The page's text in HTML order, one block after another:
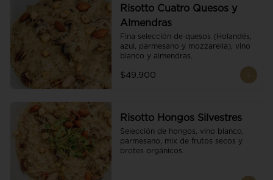
Risotto Cuatro Quesos y
Almendras
Fina selección de quesos (Holandés,
azul, parmesano y mozzarella), vino
blanco y almendras.
$49.900
Risotto Hongos Silvestres
Selección de hongos, vino blanco,
parmesano, mix de frutos secos y
brotes orgánicos.